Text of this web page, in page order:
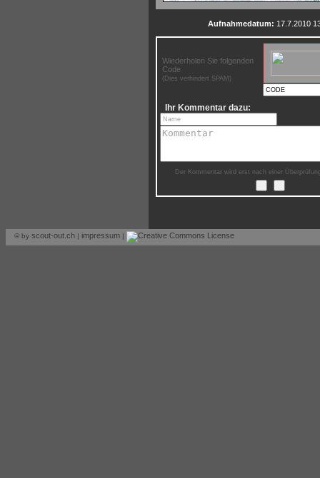
Aufnahmedatum: 17.7.2010
Wiederholen Sie folgenden
Code
(Dies verhindert SPAM)
Ihr Kommentar dazu:
Der Kommentar wird erst nach einer
© by scout-out.ch | impressum |